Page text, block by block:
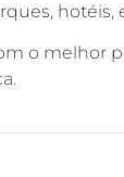
hotéis,
o melhor